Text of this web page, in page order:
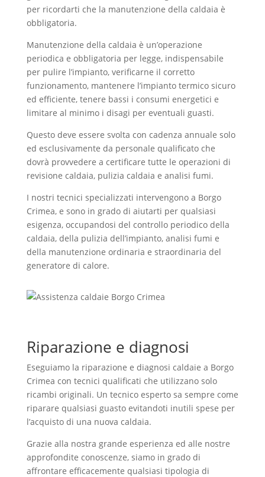
per ricordarti che la manutenzione della caldaia è
obbligatoria.
Manutenzione della caldaia è un’operazione
periodica e obbligatoria per legge, indispensabile
per pulire l’impianto, verificarne il corretto
funzionamento, mantenere l’impianto termico sicuro
ed efficiente, tenere bassi i consumi energetici e
limitare al minimo i disagi per eventuali guasti.
Questo deve essere svolta con cadenza annuale solo
ed esclusivamente da personale qualificato che
dovrà provvedere a certificare tutte le operazioni di
revisione caldaia, pulizia caldaia e analisi fumi.
I nostri tecnici specializzati intervengono a Borgo
Crimea, e sono in grado di aiutarti per qualsiasi
esigenza, occupandosi del controllo periodico della
caldaia, della pulizia dell’impianto, analisi fumi e
della manutenzione ordinaria e straordinaria del
generatore di calore.
Riparazione e diagnosi
Eseguiamo la riparazione e diagnosi caldaie a Borgo
Crimea con tecnici qualificati che utilizzano solo
ricambi originali. Un tecnico esperto sa sempre come
riparare qualsiasi guasto evitandoti inutili spese per
l’acquisto di una nuova caldaia.
Grazie alla nostra grande esperienza ed alle nostre
approfondite conoscenze, siamo in grado di
affrontare efficacemente qualsiasi tipologia di